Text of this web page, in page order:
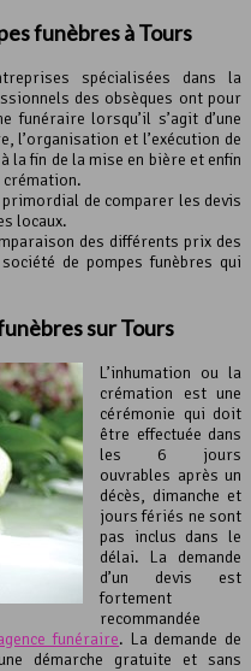
funèbresà Tours
spécialisées dans la
des obsèques ont pour
funéraire lorsqu’il s’agit d’une
l’organisation et l’exécution de
la fin de la mise en bière et enfin
crémation.
de comparer les devis
locaux.
des différents prix des
de pompes funèbres qui
sur Tours
L’inhumation ou la
crémation est une
cérémonie qui doit
être effectuée dans
les 6 jours
ouvrables après un
décès, dimanche et
jours fériés ne sont
pas inclus dans le
délai. La demande
d’un devis est
fortement
recommandée
funéraire. La demande de
démarche gratuite et sans